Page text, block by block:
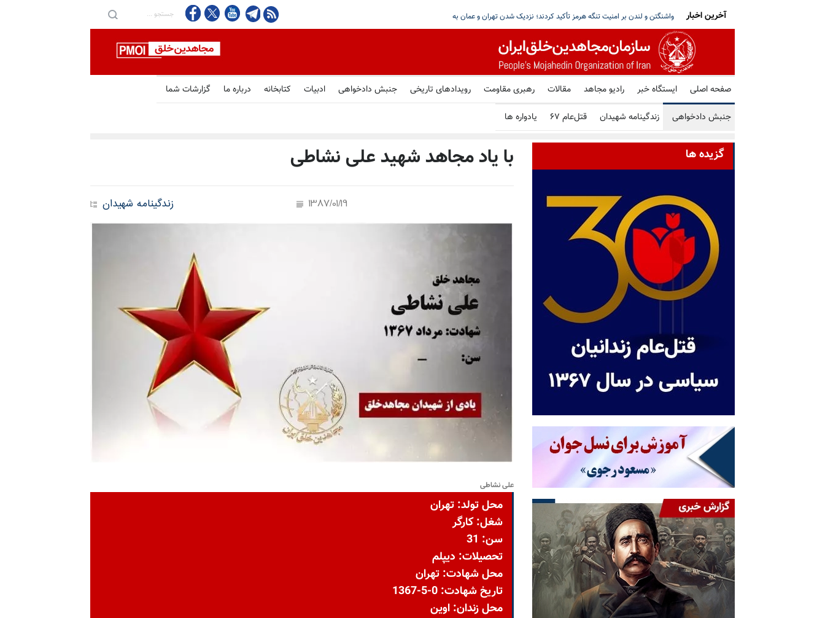
۱۴ میلیون و ۶۲۸ هزار و ۵۹۵ تلاش برای حمله سایبری علیه زیرساخت‌های اکو سیستم جابه‌جایی با زور و محرومیت‌های ضدانسانی
آخرین اخبار
صفحه اصلی ایستگاه خبر رادیو مجاهد مقالات رهبری مقاومت رویدادهای تاریخی جنبش دادخواهی ادبیات کتابخانه درباره ما گزارشات شما
جنبش دادخواهی زندگینامه شهیدان قتل‌عام ۶۷ یادواره ها
با یاد مجاهد شهید علی نشاطی
زندگینامه شهیدان 1387/01/19
علی نشاطی
محل تولد: تهران
شغل: کارگر
سن: 31
تحصیلات: دیپلم
محل شهادت: تهران
تاریخ شهادت: 0-5-1367
محل زندان: اوین
گزیده ها